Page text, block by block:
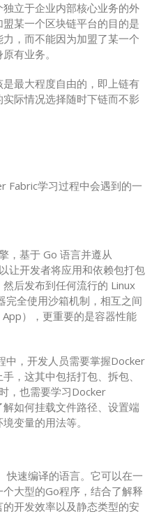
立于企业内部核心业务的外
某一个区块链平台的目的是
，而不能因为加盟了某一个
有业务。
最大程度自由的，即上链有
际情况选择随时下链而不影
Fabric学习过程中会遇到的一
，基于 Go 语言并遵从
让开发者将应用和依赖包打包
后发布到任何流行的 Linux
完全使用沙箱机制，相互之间
），更重要的是容器性能
，开发人员需要掌握Docker
，这其中包括打包、拆包、
，也需要学习Docker
如何挂载文件路径、设置端
变量的用法等。
快速编译的语言。它可以在一
大型的Go程序，结合了解释
开发效率以及静态类型的安